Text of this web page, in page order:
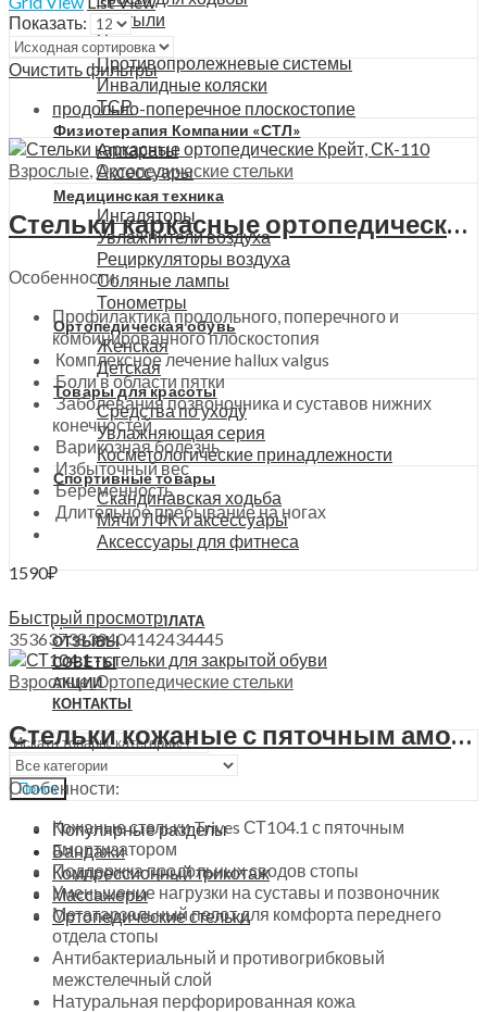
Костыли
Ходунки
Противопролежневые системы
Инвалидные коляски
ТСР
Физиотерапия Компании «СТЛ»
Аппараты
Аксессуары
Медицинская техника
Ингаляторы
Увлажнители воздуха
Рециркуляторы воздуха
Соляные лампы
Тонометры
Ортопедическая обувь
Женская
Детская
Товары для красоты
Средства по уходу
Увлажняющая серия
Косметологические принадлежности
Спортивные товары
Скандинавская ходьба
Мячи ЛФК и аксессуары
Аксессуары для фитнеса
ДОСТАВКА И ОПЛАТА
ОТЗЫВЫ
СОВЕТЫ
АКЦИИ
КОНТАКТЫ
Поиск
Популярные разделы
Бандажи
Компрессионный трикотаж
Массажеры
Ортопедические стельки
Показать:
Очистить фильтры
продольно-поперечное плоскостопие
Взрослые,Ортопедические стельки
Стельки каркасные ортопедические Крейт, СК-110
Особенности:
Профилактика продольного, поперечного и
комбинированного плоскостопия
Комплексное лечение hallux valgus
Боли в области пятки
Заболевания позвоночника и суставов нижних
конечностей
Варикозная болезнь
Избыточный вес
Беременность
Длительное пребывание на ногах
1590₽
Быстрый просмотр
3536373839404142434445
Взрослые,Ортопедические стельки
Стельки кожаные с пяточным амортизатором для закрытой обуви Trives, СТ-104.1
Особенности:
Кожаные стельки Trives СТ104.1 с пяточным
амортизатором
Поддержка продольных сводов стопы
Уменьшение нагрузки на суставы и позвоночник
Метатарзальный пелот для комфорта переднего
отдела стопы
Антибактериальный и противогрибковый
межстелечный слой
Натуральная перфорированная кожа